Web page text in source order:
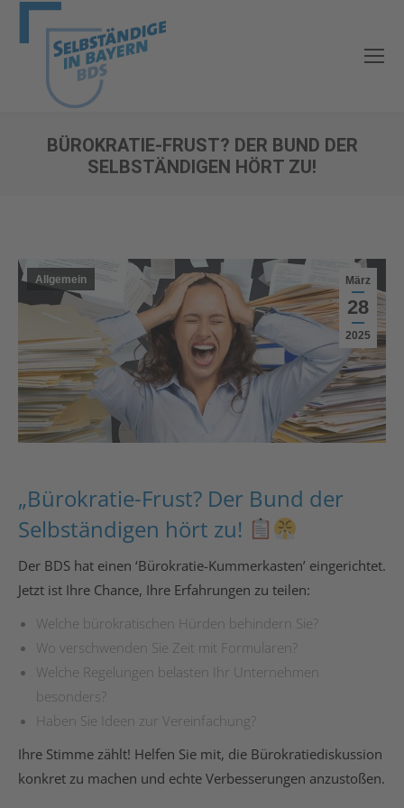
BÜROKRATIE-FRUST? DER BUND DER
SELBSTÄNDIGEN HÖRT ZU!
März
28
2025
Allgemein
„Bürokratie-Frust? Der Bund der
Selbständigen hört zu!
Der BDS hat einen ‘Bürokratie-Kummerkasten’ eingerichtet.
Jetzt ist Ihre Chance, Ihre Erfahrungen zu teilen:
Welche bürokratischen Hürden behindern Sie?
Wo verschwenden Sie Zeit mit Formularen?
Welche Regelungen belasten Ihr Unternehmen
besonders?
Haben Sie Ideen zur Vereinfachung?
Ihre Stimme zählt! Helfen Sie mit, die Bürokratiediskussion
konkret zu machen und echte Verbesserungen anzustoßen.